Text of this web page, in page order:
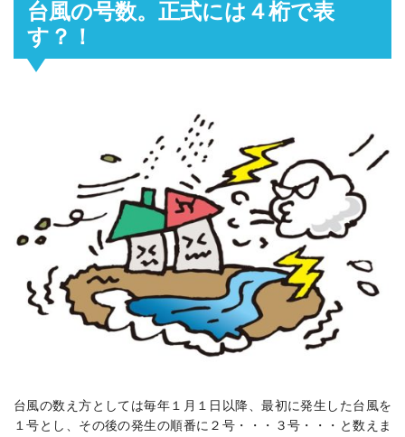
台風の号数。正式には４桁で表
す？！
台風の数え方としては毎年１月１日以降、最初に発生した台風を
１号とし、その後の発生の順番に２号・・・３号・・・と数えま